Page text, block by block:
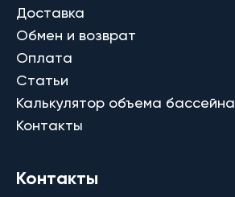
Доставка
Обмен и возврат
Оплата
Статьи
Калькулятор объема бассейна
Контакты
Контакты